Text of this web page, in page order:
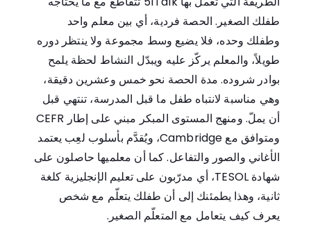
طفلك الصغير. الحصة فردية، أي بين معلم واحد
وطفلك وحده، فلا يضيع وسط مجموعة ولا ينتظر دوره
طويلاً، والمعلم يركّز عليه ويبدّل النشاط لحظة يلمح
بوادر شروده. مدة الحصة نحو خمس وعشرين دقيقة،
وهي مناسبة لانتباه طفل ما قبل المدرسة، تنتهي قبل
أن يملّ. ومنهج المستوى المبكر مبني على إطار CEFR
ومتوافق مع Cambridge، ويُقدَّم بأسلوب لعِب يعتمد
الأغاني والصور والتفاعل. كما أن معلميها حاصلون على
شهادة TESOL، أي مدرّبون على تعليم الإنجليزية كلغة
ثانية، وهذا يطمئنك إلى أن طفلك يتعلّم مع شخص
يعرف كيف يتعامل مع المتعلّم الصغير.